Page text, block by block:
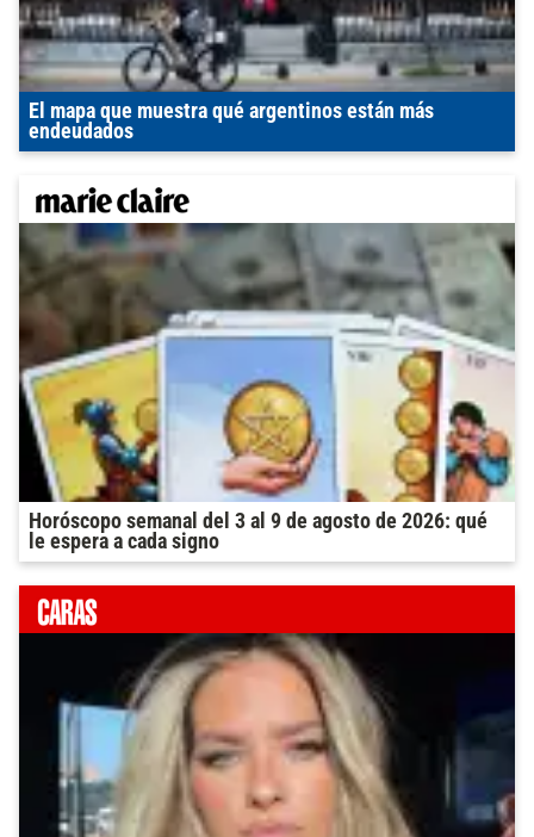
El mapa que muestra qué argentinos están más
endeudados
Horóscopo semanal del 3 al 9 de agosto de 2026: qué
le espera a cada signo